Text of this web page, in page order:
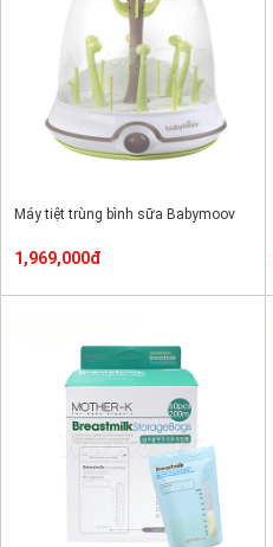
Máy tiệt trùng bình sữa Babymoov
1,969,000đ